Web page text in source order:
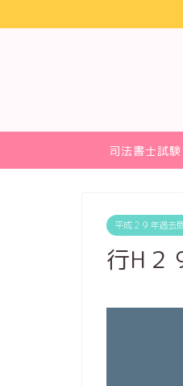
司法書士試験
平成２９年過去
行H